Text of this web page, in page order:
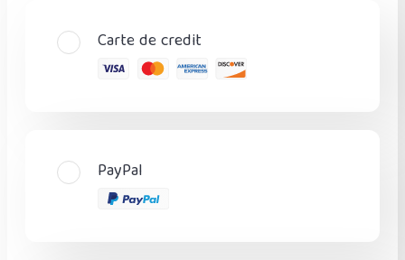
Carte de credit
PayPal